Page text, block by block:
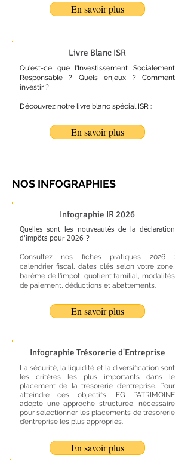
En savoir plus
Livre Blanc ISR
Qu'est-ce que l'Investissement Socialement
Responsable ? Quels enjeux ? Comment
investir ?
Découvrez notre livre blanc spécial ISR :
En savoir plus
NOS INFOGRAPHIES
Infographie IR 2026
Quelles sont les nouveautés de la déclaration
d'impôts pour 2026 ?
Consultez nos fiches pratiques 2026 :
calendrier fiscal, dates clés selon votre zone,
barème de l'impôt, quotient familial, modalités
de paiement, déductions et abattements.
En savoir plus
Infographie Trésorerie d'Entreprise
La sécurité, la liquidité et la diversification sont
les critères les plus importants dans le
placement de la trésorerie d’entreprise. Pour
atteindre ces objectifs, FG PATRIMOINE
adopte une approche structurée, nécessaire
pour sélectionner les placements de trésorerie
d’entreprise les plus appropriés.
En savoir plus